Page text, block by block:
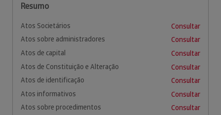
Resumo
Atos Societários
Consultar
Atos sobre administradores
Consultar
Atos de capital
Consultar
Atos de Constituição e Alteração
Consultar
Atos de identificação
Consultar
Atos informativos
Consultar
Atos sobre procedimentos
Consultar